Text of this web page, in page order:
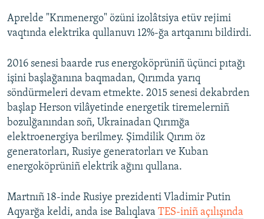
Aprelde "Krımenergo" özüni izolâtsiya etüv rejimi
vaqtında elektrika qullanuvı 12%-ğa artqanını bildirdi.
2016 senesi baarde rus energoköprüniñ üçünci pıtağı
işini başlağanına baqmadan, Qırımda yarıq
söndürmeleri devam etmekte. 2015 senesi dekabrden
başlap Herson vilâyetinde energetik tiremelerniñ
bozulğanından soñ, Ukrainadan Qırımğa
elektroenergiya berilmey. Şimdilik Qırım öz
generatorları, Rusiye generatorları ve Kuban
energoköprüniñ elektrik ağını qullana.
Martnıñ 18-inde Rusiye prezidenti Vladimir Putin
Aqyarğa keldi, anda ise Balıqlava TES-iniñ açılışında